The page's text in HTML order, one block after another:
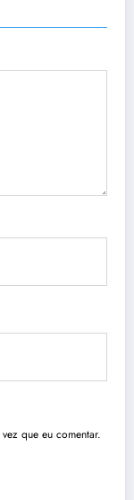
que eu comentar.